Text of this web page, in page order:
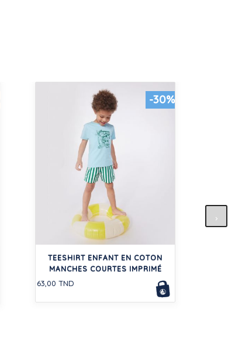
-30%
TEESHIRT ENFANT EN COTON
MANCHES COURTES IMPRIMÉ
63,00 TND